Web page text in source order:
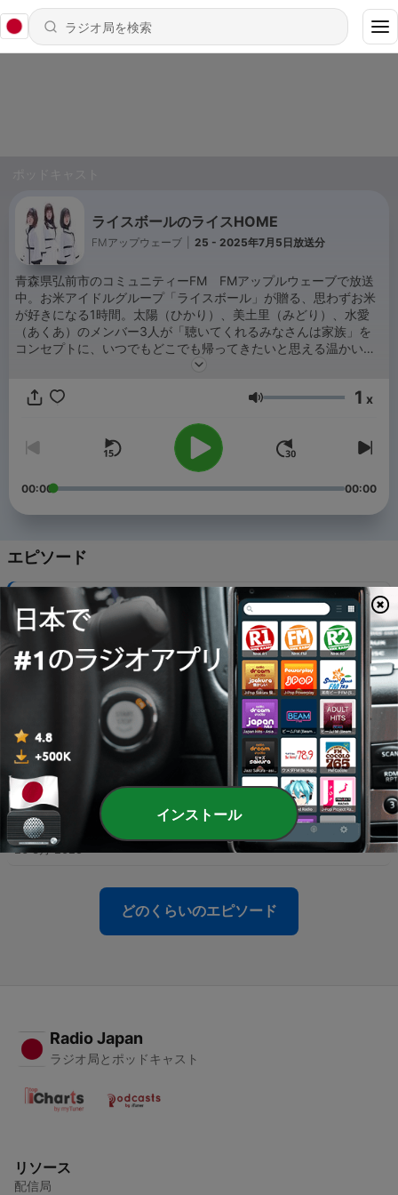
ライスボールのライスHOME
FMアップウェーブ 25 - 2025年7月5日放送分
青森県弘前市のコミュニティーFM FMアップルウェーブで放送
中。お米アイドルグループ「ライスボール」が贈る、思わずお米
が好きになる1時間。太陽（ひかり）、美土里（みどり）、水愛
（あくあ）のメンバー3人が「聴いてくれるみなさんは家族」を
コンセプトに、いつでもどこでも帰ってきたいと思える温かい番
音量 1 x
00:00 00:00
エピソード
2025年7月5日放送分
16 7月 2025
24 - 2025年6月7日放送分
2025年5月3日放送分
27 5月 2025
29 4月 2025
21 - 2025年3月1日放送分
26 3月 2025
どのくらいのエピソード
Radio Japan
ラジオ局とポッドキャスト
リソース
配信局
インストール